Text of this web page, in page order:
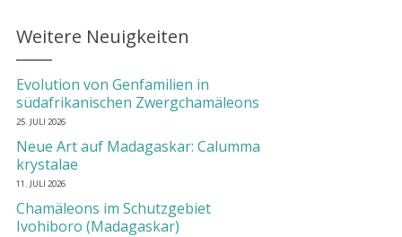
Weitere Neuigkeiten
Evolution von Genfamilien in
südafrikanischen Zwergchamäleons
25. JULI 2026
Neue Art auf Madagaskar: Calumma
krystalae
11. JULI 2026
Chamäleons im Schutzgebiet
Ivohiboro (Madagaskar)